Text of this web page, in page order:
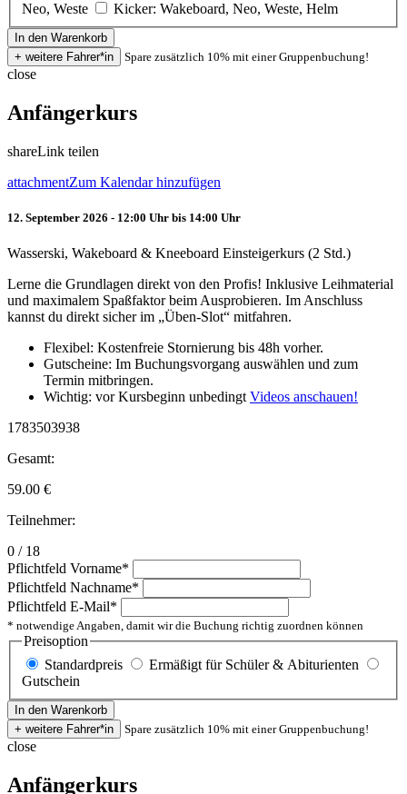
Neo, Weste
Kicker: Wakeboard, Neo, Weste, Helm
Spare zusätzlich 10% mit einer Gruppenbuchung!
close
Anfängerkurs
shareLink teilen
attachmentZum Kalendar hinzufügen
12. September 2026 - 12:00 Uhr bis 14:00 Uhr
Wasserski, Wakeboard & Kneeboard Einsteigerkurs (2 Std.)
Lerne die Grundlagen direkt von den Profis! Inklusive Leihmaterial
und maximalem Spaßfaktor beim Ausprobieren. Im Anschluss
kannst du direkt sicher im „Üben-Slot“ mitfahren.
Flexibel: Kostenfreie Stornierung bis 48h vorher.
Gutscheine: Im Buchungsvorgang auswählen und zum
Termin mitbringen.
Wichtig: vor Kursbeginn unbedingt Videos anschauen!
1783503938
Gesamt:
59.00 €
Teilnehmer:
0 / 18
Pflichtfeld Vorname*
Pflichtfeld Nachname*
Pflichtfeld E-Mail*
* notwendige Angaben, damit wir die Buchung richtig zuordnen können
Preisoption
Standardpreis
Ermäßigt für Schüler & Abiturienten
Gutschein
Spare zusätzlich 10% mit einer Gruppenbuchung!
close
Anfängerkurs